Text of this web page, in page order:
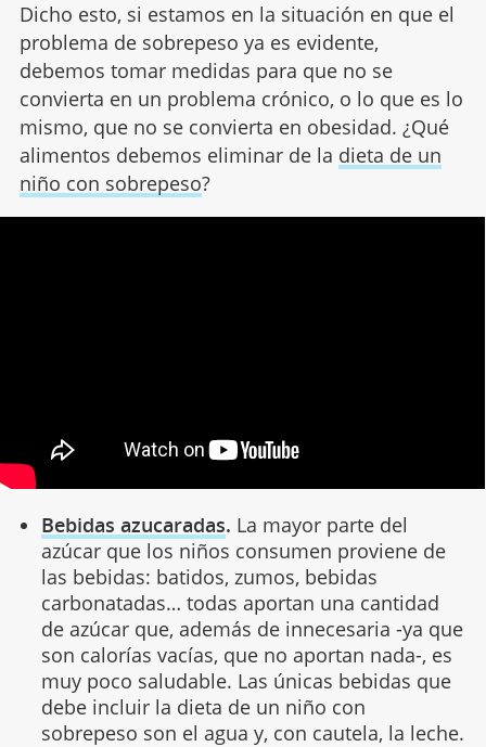
Dicho esto, si estamos en la situación en que el
problema de sobrepeso ya es evidente,
debemos tomar medidas para que no se
convierta en un problema crónico, o lo que es lo
mismo, que no se convierta en obesidad. ¿Qué
alimentos debemos eliminar de la dieta de un
niño con sobrepeso?
Bebidas azucaradas. La mayor parte del
azúcar que los niños consumen proviene de
las bebidas: batidos, zumos, bebidas
carbonatadas… todas aportan una cantidad
de azúcar que, además de innecesaria -ya que
son calorías vacías, que no aportan nada-, es
muy poco saludable. Las únicas bebidas que
debe incluir la dieta de un niño con
sobrepeso son el agua y, con cautela, la leche.